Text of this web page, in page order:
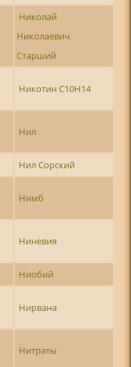
Николай
Николаевич
Старший
Никотин С10Н14
Нил
Нил Сорский
Нимб
Ниневия
Ниобий
Нирвана
Нитраты